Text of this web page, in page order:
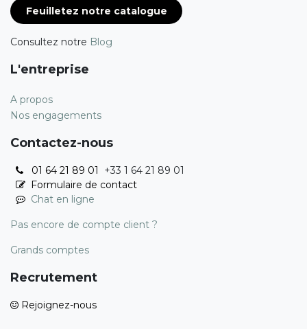
Feuilletez notre catalogue
Consultez notre Blog
L'entreprise
A propos
Nos engagements
Contactez-nous
01 64 21 89 01 +33 1 64 21 89 01
Formulaire de contact
Chat en ligne
Pas encore de compte client ?
Grands comptes
Recrutement
Rejoignez-nous